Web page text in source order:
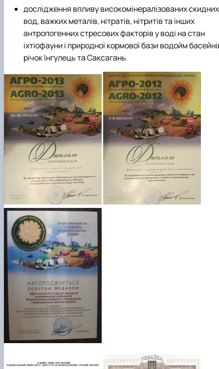
дослідження впливу високомінералізованих скидних
вод, важких металів, нітратів, нітритів та інших
антропогенних стресових факторів у воді на стан
іхтіофауни і природної кормової бази водойм
річок Інгулець та Саксагань